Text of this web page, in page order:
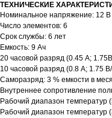
ТЕХНИЧЕСКИЕ
Номинальное напряжение: 12 B
Число элементов: 6
Срок службы: 6 лет
Емкость: 9 Ач
20 часовой разряд (0.45 А;
10 часовой разряд (0.8 А; 1.75
Саморазряд: 3 % емкости в
Внутреннее сопротивление
Рабочий диапазон температур
Рабочий диапазон температур